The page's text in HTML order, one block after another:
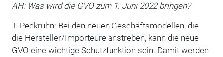
AH: Was wird die GVO zum 1. Juni 2022 bringen?
T. Peckruhn: Bei den neuen Geschäftsmodellen, die
die Hersteller/Importeure anstreben, kann die neue
GVO eine wichtige Schutzfunktion sein. Damit werden